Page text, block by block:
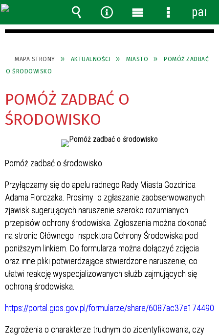
MAPA STRONY AKTUALNOŚCI MIASTO
POMÓŻ ZADBAĆ
O ŚRODOWISKO
POMÓŻ ZADBAĆ O
ŚRODOWISKO
Pomóż zadbać o środowisko.
Przyłączamy się do apelu radnego Rady Miasta Gozdnica
Adama Florczaka. Prosimy o zgłaszanie zaobserwowanych
zjawisk sugerujących naruszenie szeroko rozumianych
przepisów ochrony środowiska. Zgłoszenia można dokonać
na stronie Głównego Inspektora Ochrony Środowiska pod
poniższym linkiem. Do formularza można dołączyć zdjęcia
oraz inne pliki potwierdzające stwierdzone naruszenie, co
ułatwi reakcję wyspecjalizowanych służb zajmujących się
ochroną środowiska.
https://portal.gios.gov.pl/formularze/share/
Zagrożenia o charakterze trudnym do zidentyfikowania, czy
Wyszukiwarka
Narzędzia
Menu Menu
panel